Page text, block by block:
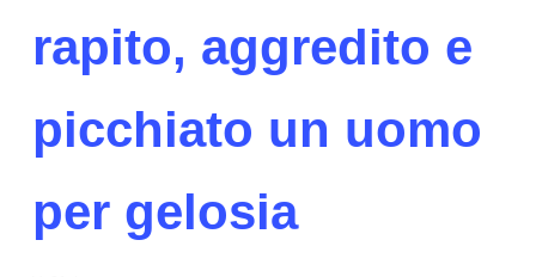
rapito, aggredito e
picchiato un uomo
per gelosia